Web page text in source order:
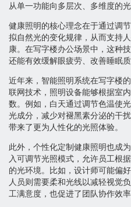
从单一功能向多层次、多维度的光
健康照明的核心理念在于通过调
拟自然光的变化规律，从而支持
康。在写字楼办公场景中，这种
还能有效缓解眼疲劳、改善睡眠
近年来，智能照明系统在写字楼
联网技术，照明设备能够根据室
数。例如，白天通过调节色温使
光成分，减少对褪黑素分泌的干
带来了更为人性化的光照体验。
此外，个性化定制健康照明也成
入可调节光照模式，允许员工根
的光环境。比如，设计师可能偏
人员则需要柔和光线以减轻视觉
工满意度，也促进了团队协作效率